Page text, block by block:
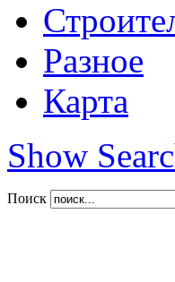
Разное
Карта
Show
Поиск